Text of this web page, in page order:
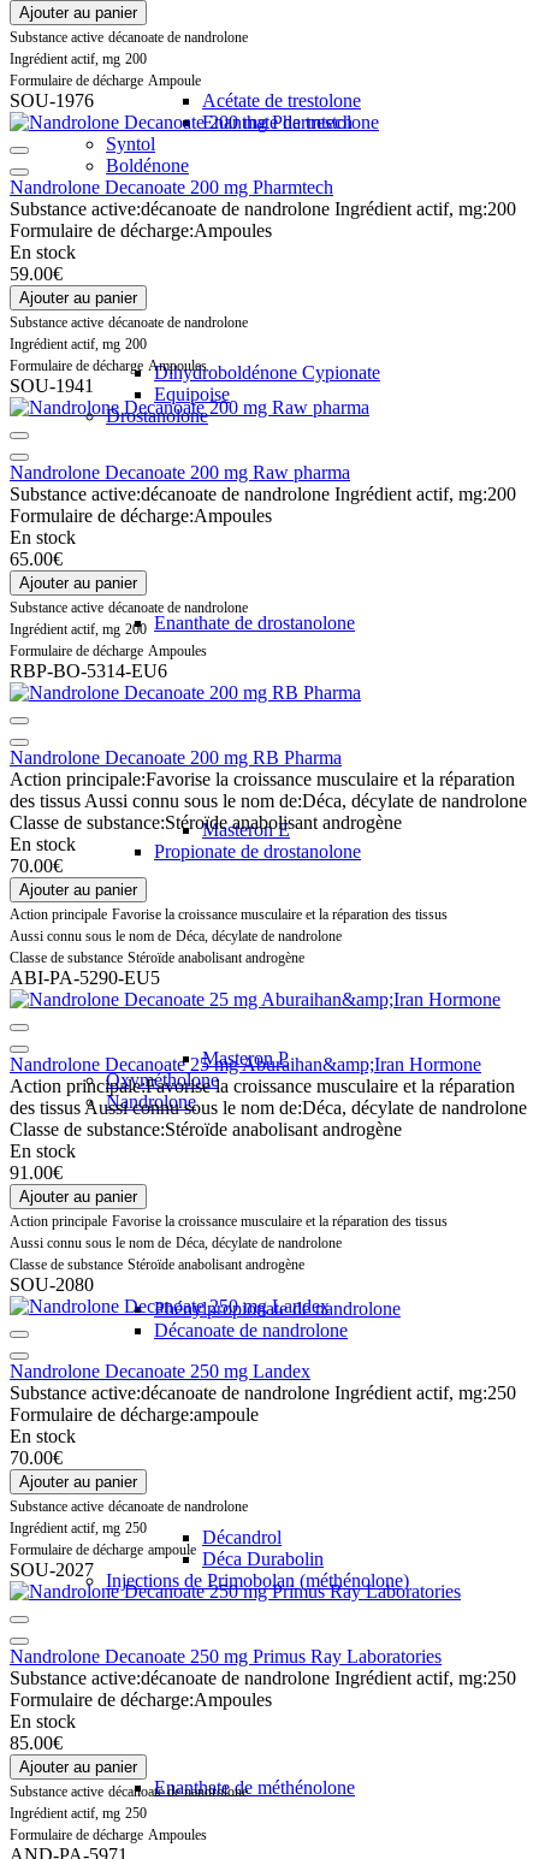
Acétate de trestolone
Enanthate de trestolone
Syntol
Boldénone
Dihydroboldénone Cypionate
Equipoise
Drostanolone
Enanthate de drostanolone
Masteron E
Propionate de drostanolone
Masteron P
Oxymétholone
Nandrolone
Phénylpropionate de nandrolone
Décanoate de nandrolone
Décandrol
Déca Durabolin
Injections de Primobolan (méthénolone)
Enanthate de méthénolone
Ajouter au panier
Substance active décanoate de nandrolone
Ingrédient actif, mg 200
Formulaire de décharge Ampoule
SOU-1976
Nandrolone Decanoate 200 mg Pharmtech
Substance active:décanoate de nandrolone Ingrédient actif, mg:200
Formulaire de décharge:Ampoules
En stock
59.00€
Ajouter au panier
Substance active décanoate de nandrolone
Ingrédient actif, mg 200
Formulaire de décharge Ampoules
SOU-1941
Nandrolone Decanoate 200 mg Raw pharma
Substance active:décanoate de nandrolone Ingrédient actif, mg:200
Formulaire de décharge:Ampoules
En stock
65.00€
Ajouter au panier
Substance active décanoate de nandrolone
Ingrédient actif, mg 200
Formulaire de décharge Ampoules
RBP-BO-5314-EU6
Nandrolone Decanoate 200 mg RB Pharma
Action principale:Favorise la croissance musculaire et la réparation
des tissus Aussi connu sous le nom de:Déca, décylate de nandrolone
Classe de substance:Stéroïde anabolisant androgène
En stock
70.00€
Ajouter au panier
Action principale Favorise la croissance musculaire et la réparation des tissus
Aussi connu sous le nom de Déca, décylate de nandrolone
Classe de substance Stéroïde anabolisant androgène
ABI-PA-5290-EU5
Nandrolone Decanoate 25 mg Aburaihan&amp;Iran Hormone
Action principale:Favorise la croissance musculaire et la réparation
des tissus Aussi connu sous le nom de:Déca, décylate de nandrolone
Classe de substance:Stéroïde anabolisant androgène
En stock
91.00€
Ajouter au panier
Action principale Favorise la croissance musculaire et la réparation des tissus
Aussi connu sous le nom de Déca, décylate de nandrolone
Classe de substance Stéroïde anabolisant androgène
SOU-2080
Nandrolone Decanoate 250 mg Landex
Substance active:décanoate de nandrolone Ingrédient actif, mg:250
Formulaire de décharge:ampoule
En stock
70.00€
Ajouter au panier
Substance active décanoate de nandrolone
Ingrédient actif, mg 250
Formulaire de décharge ampoule
SOU-2027
Nandrolone Decanoate 250 mg Primus Ray Laboratories
Substance active:décanoate de nandrolone Ingrédient actif, mg:250
Formulaire de décharge:Ampoules
En stock
85.00€
Ajouter au panier
Substance active décanoate de nandrolone
Ingrédient actif, mg 250
Formulaire de décharge Ampoules
AND-PA-5971